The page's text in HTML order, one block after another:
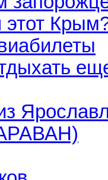
этот